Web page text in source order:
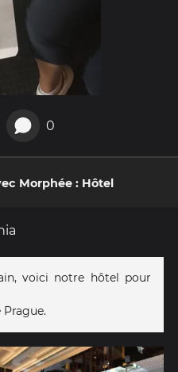
0
Morphée : Hôtel
voici notre hôtel pour